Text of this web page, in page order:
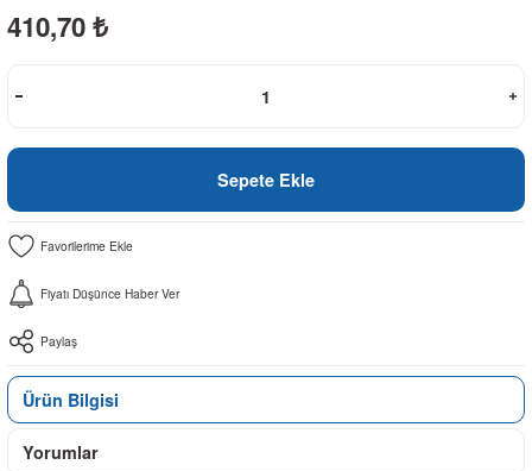
410,70 ₺
Sepete Ekle
Fiyatı Düşünce Haber Ver
Paylaş
Ürün Bilgisi
Yorumlar